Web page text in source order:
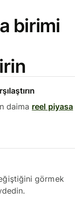
birimi
daima reel piyasa
görmek